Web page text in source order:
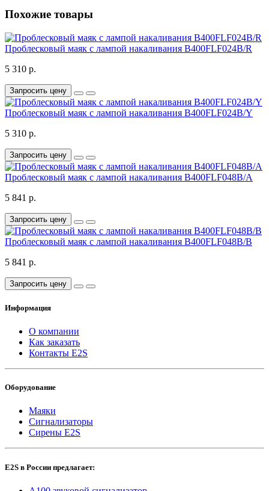
Похожие товары
Проблесковый маяк с лампой накаливания B400FLF024B/R
5 310 р.
Запросить цену
Проблесковый маяк с лампой накаливания B400FLF024B/Y
5 310 р.
Запросить цену
Проблесковый маяк с лампой накаливания B400FLF048B/A
5 841 р.
Запросить цену
Проблесковый маяк с лампой накаливания B400FLF048B/B
5 841 р.
Запросить цену
Информация
О компании
Как заказать
Контакты E2S
Оборудование
Маяки
Сигнализаторы
Сирены E2S
E2S в России предлагает: